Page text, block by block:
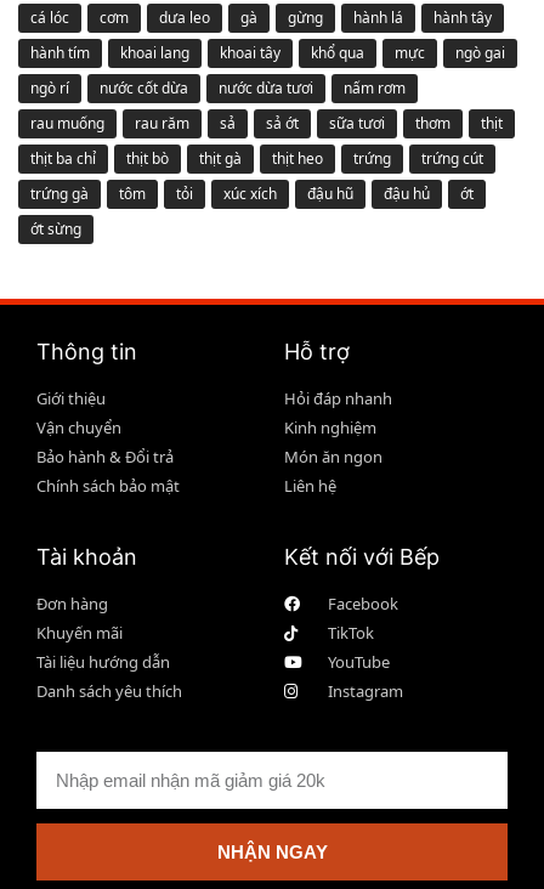
cá lóc
cơm dưa leo gà gừng hành lá
hành tây
hành tím
khoai lang khoai tây khổ qua mực
ngò gai
ngò rí
nước cốt dừa nước dừa tươi
nấm rơm
rau muống
rau răm sả sả ớt sữa tươi thơm
thịt
thịt ba chỉ
thịt bò thịt gà thịt heo trứng
trứng cút
trứng gà
tôm tỏi xúc xích đậu hũ đậu hủ
ớt
ớt sừng
Thông tin
Giới thiệu
Vận chuyển
Bảo hành & Đổi trả
Chính sách bảo mật
Hỗ trợ
Hỏi đáp nhanh
Kinh nghiệm
Món ăn ngon
Liên hệ
Tài khoản
Đơn hàng
Khuyến mãi
Tài liệu hướng dẫn
Danh sách yêu thích
Kết nối với Bếp
Facebook
TikTok
YouTube
Instagram
NHẬN NGAY